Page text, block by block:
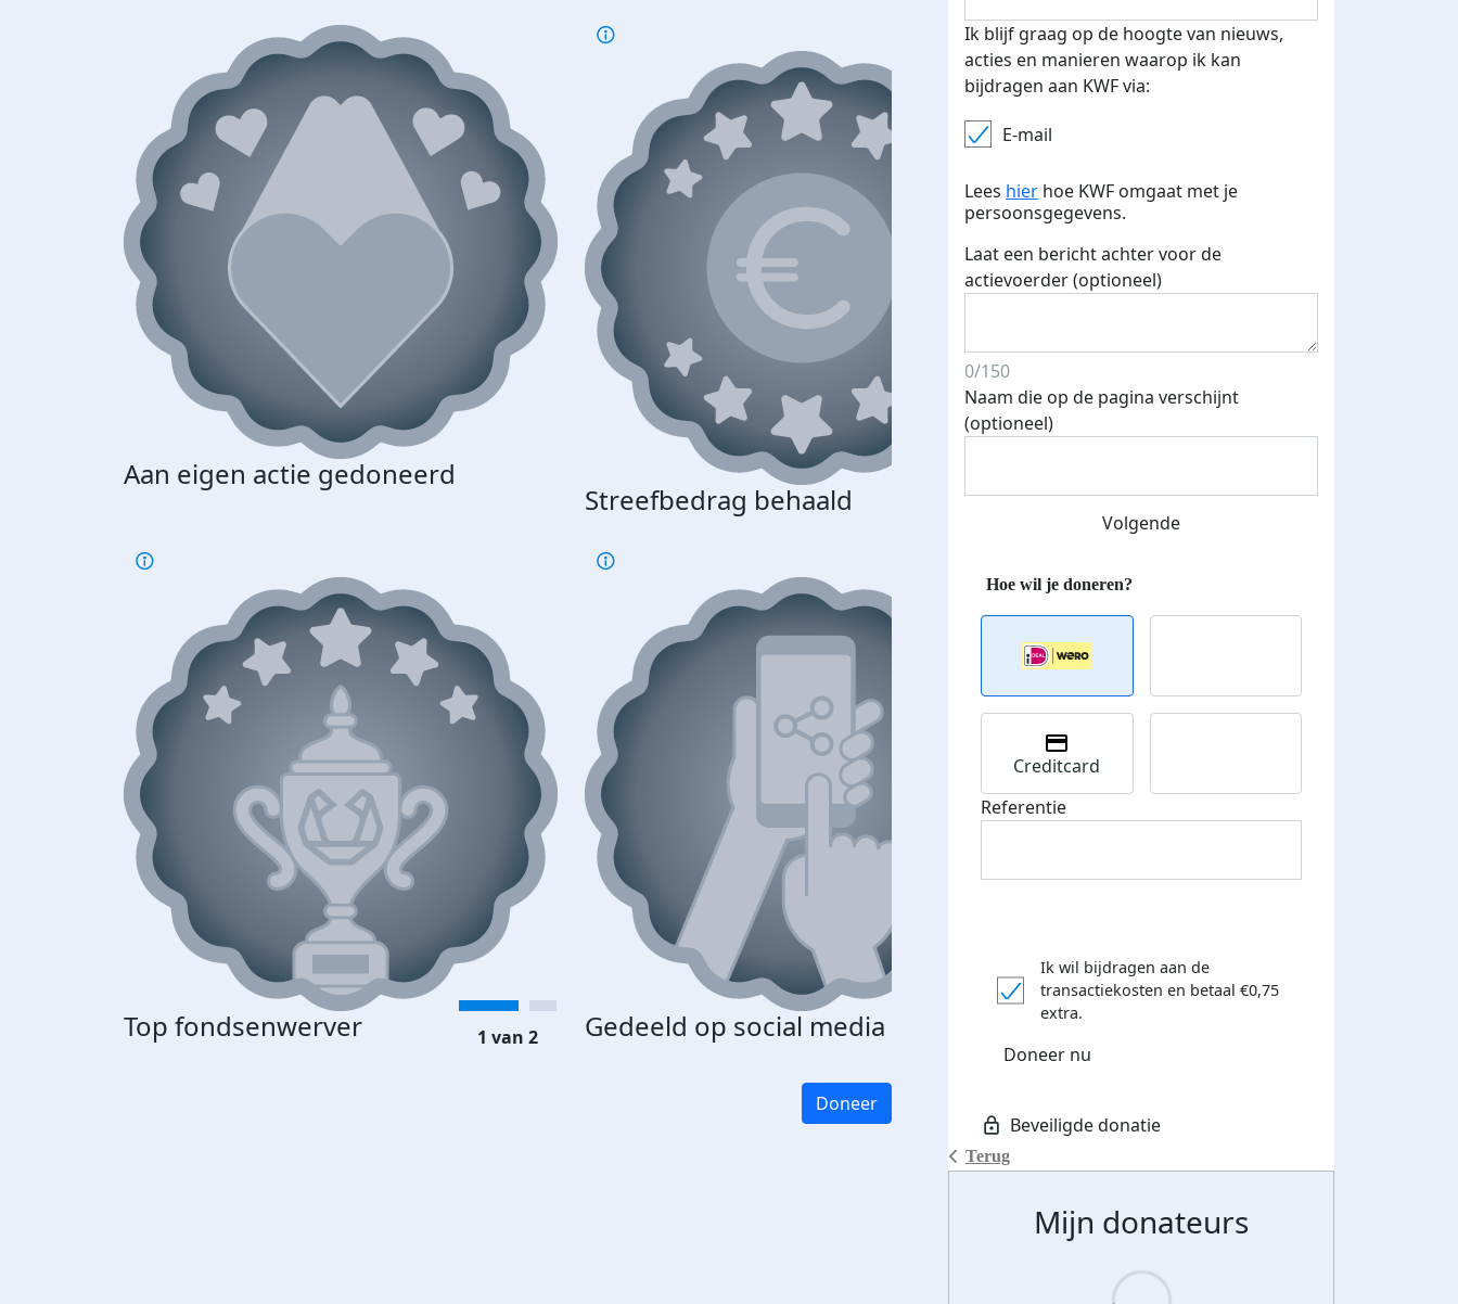
Aan eigen actie gedoneerd
Streefbedrag behaald Streefbedrag verhoogd
Top fondsenwerver Gedeeld op social media Donateurs bedankt
1 van 2
Doneer
Ik blijf graag op de hoogte van nieuws,
acties en manieren waarop ik kan
bijdragen aan KWF via:
E-mail
Lees hier hoe KWF omgaat met je
persoonsgegevens.
Laat een bericht achter voor de
actievoerder (optioneel)
0/150
Naam die op de pagina verschijnt
(optioneel)
Volgende
Terug
Creditcard
Referentie
Ik wil bijdragen aan de
transactiekosten en betaal €0,75
extra.
Doneer nu
Mijn donateurs